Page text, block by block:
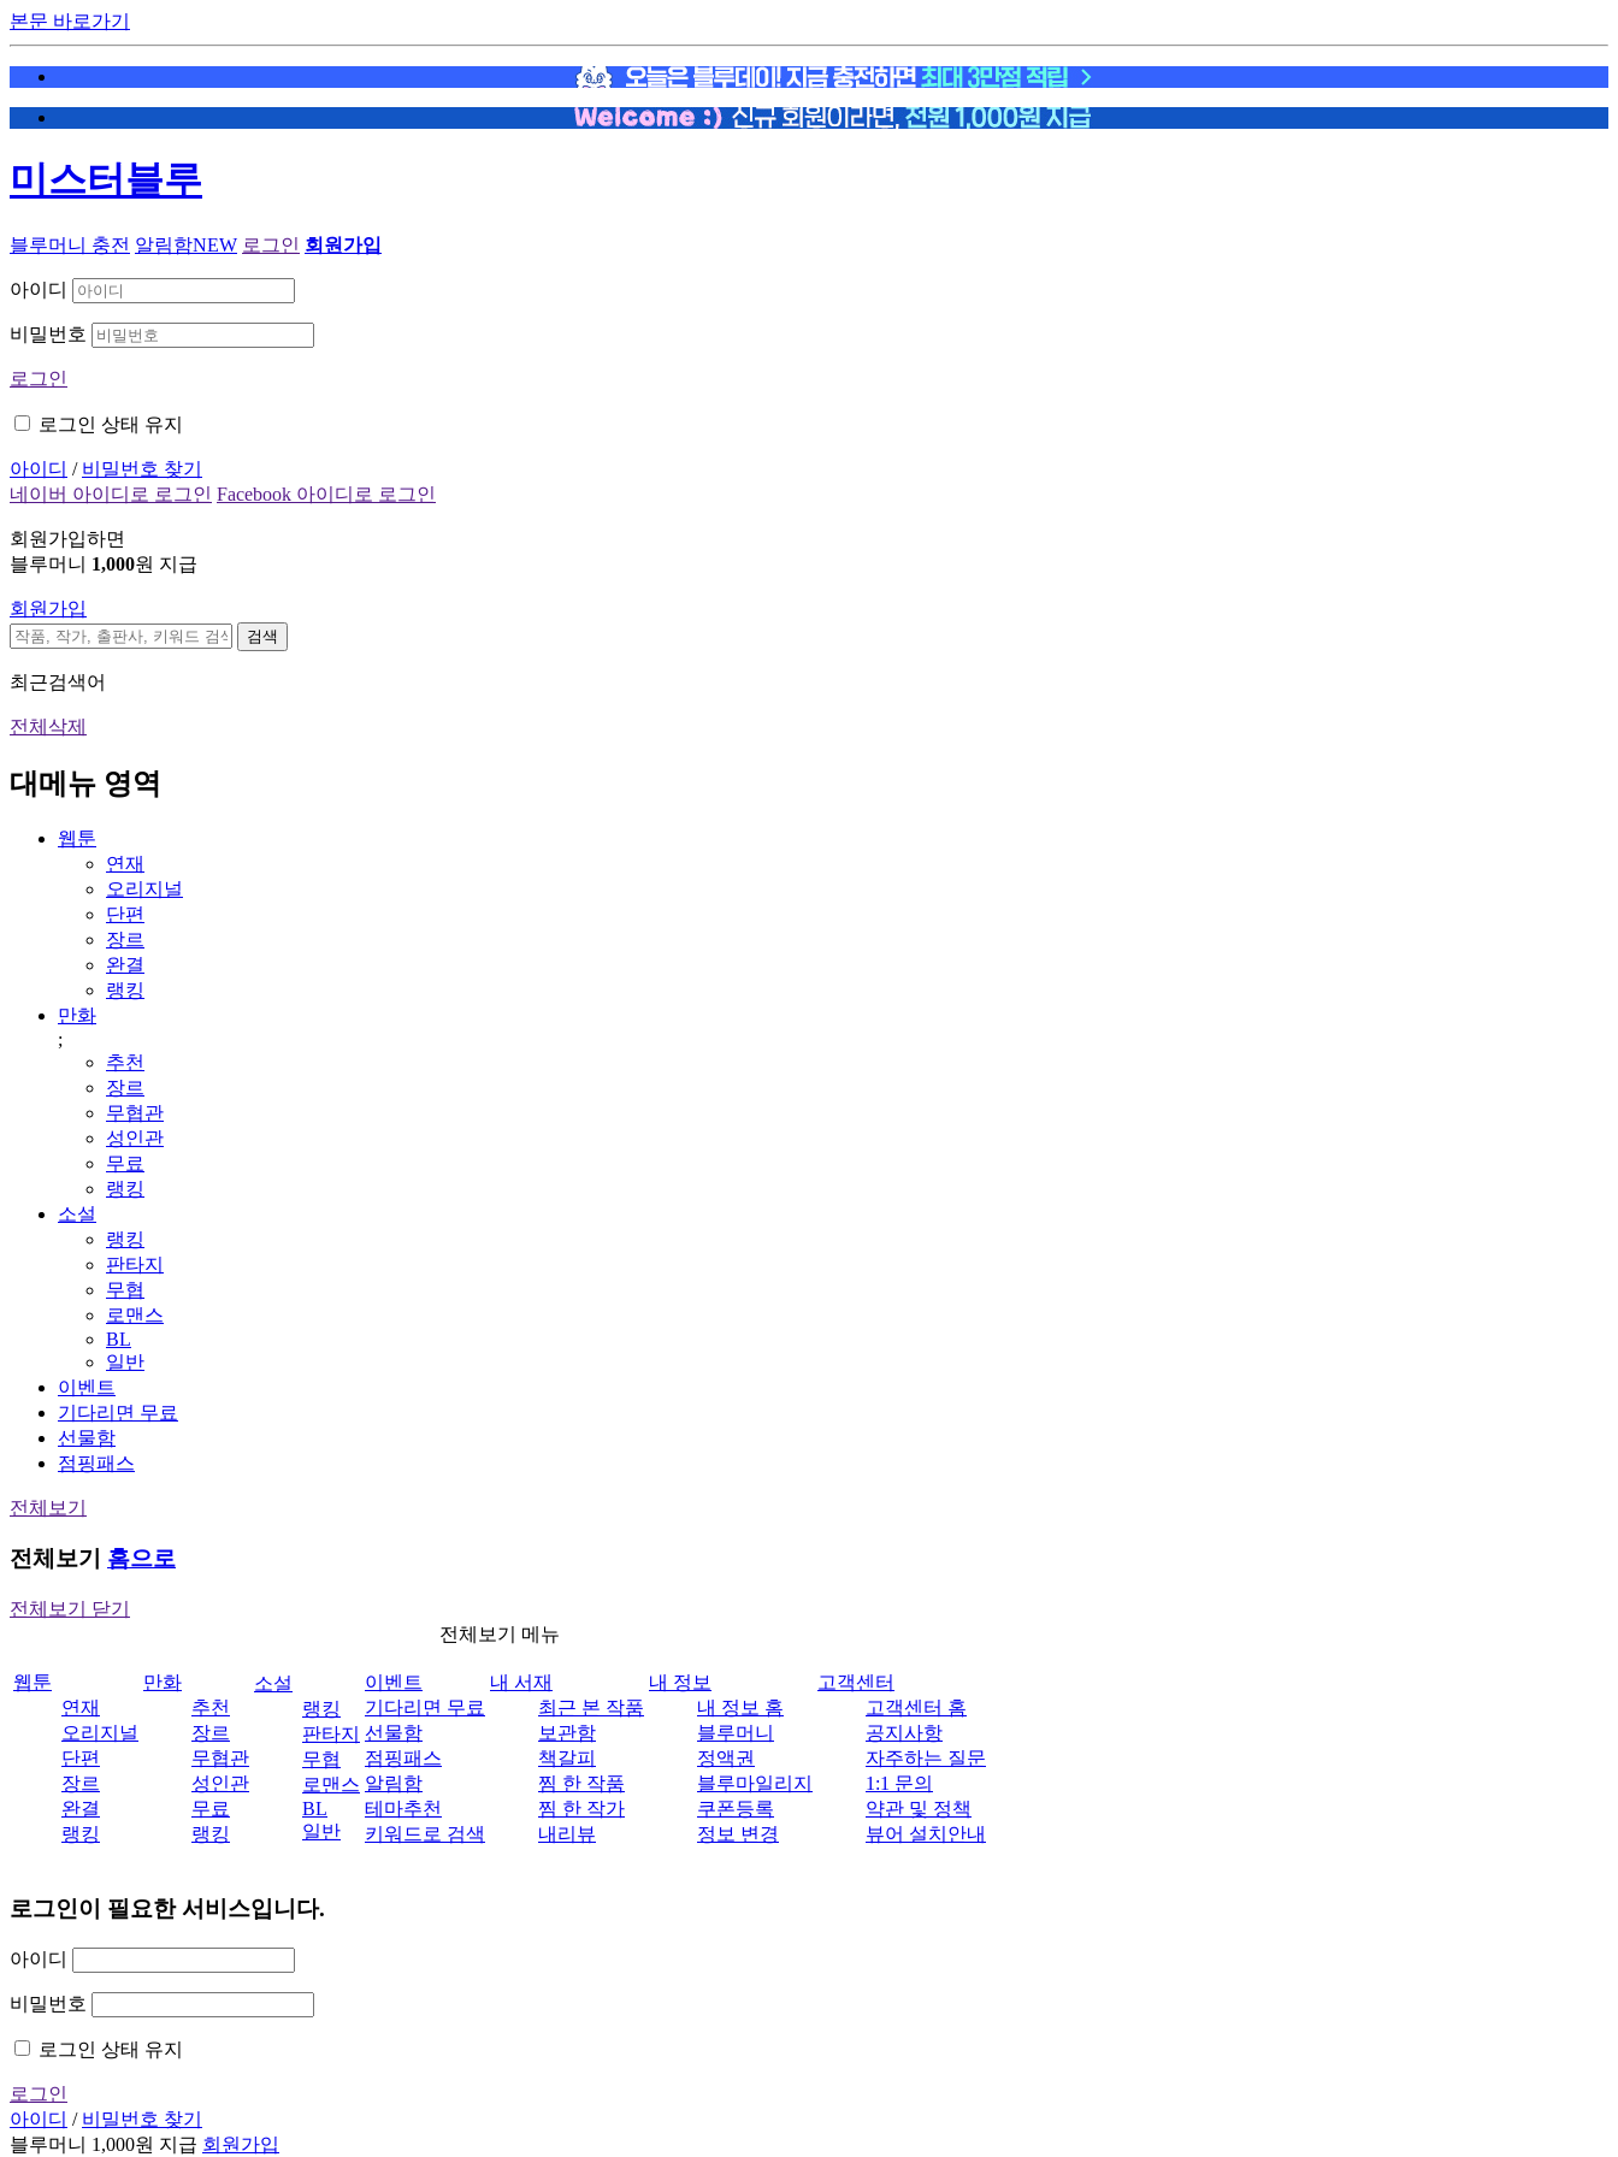
본문 바로가기
미스터블루
블루머니 충전 알림함NEW 로그인 회원가입
아이디
비밀번호
로그인
로그인 상태 유지
아이디 / 비밀번호 찾기
네이버 아이디로 로그인 Facebook 아이디로 로그인
회원가입하면
블루머니 1,000원 지급
회원가입
검색
최근검색어
전체삭제
대메뉴 영역
웹툰
연재
오리지널
단편
장르
완결
랭킹
만화
;
추천
장르
무협관
성인관
무료
랭킹
소설
랭킹
판타지
무협
로맨스
BL
일반
이벤트
기다리면 무료
선물함
점핑패스
전체보기
전체보기 홈으로
전체보기 닫기
전체보기 메뉴
웹툰
연재
오리지널
단편
장르
완결
랭킹
만화
추천
장르
무협관
성인관
무료
랭킹
소설
랭킹
판타지
무협
로맨스
BL
일반
이벤트
기다리면 무료
선물함
점핑패스
알림함
테마추천
키워드로 검색
내 서재
최근 본 작품
보관함
책갈피
찜 한 작품
찜 한 작가
내리뷰
내 정보
내 정보 홈
블루머니
정액권
블루마일리지
쿠폰등록
정보 변경
고객센터
고객센터 홈
공지사항
자주하는 질문
1:1 문의
약관 및 정책
뷰어 설치안내
로그인이 필요한 서비스입니다.
아이디
비밀번호
로그인 상태 유지
로그인
아이디 / 비밀번호 찾기
블루머니 1,000원 지급 회원가입